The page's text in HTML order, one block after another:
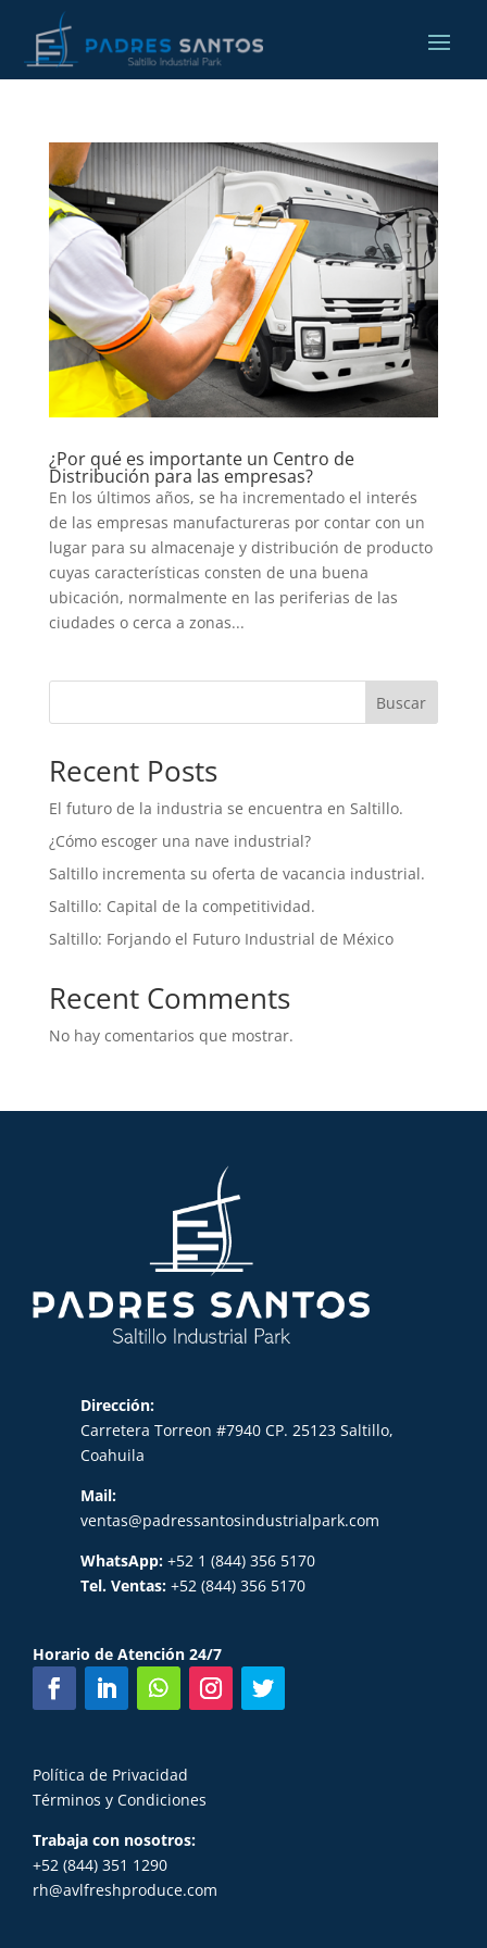
¿Por qué es importante un Centro de
Distribución para las empresas?
En los últimos años, se ha incrementado el interés
de las empresas manufactureras por contar con un
lugar para su almacenaje y distribución de producto
cuyas características consten de una buena
ubicación, normalmente en las periferias de las
ciudades o cerca a zonas...
Buscar
Recent Posts
El futuro de la industria se encuentra en Saltillo.
¿Cómo escoger una nave industrial?
Saltillo incrementa su oferta de vacancia industrial.
Saltillo: Capital de la competitividad.
Saltillo: Forjando el Futuro Industrial de México
Recent Comments
No hay comentarios que mostrar.
Dirección:
Carretera Torreon #7940 CP. 25123 Saltillo,
Coahuila
Mail:
ventas@padressantosindustrialpark.com
WhatsApp: +52 1 (844) 356 5170
Tel. Ventas: +52 (844) 356 5170
Horario de Atención 24/7
Política de Privacidad
Términos y Condiciones
Trabaja con nosotros:
+52 (844) 351 1290
rh@avlfreshproduce.com